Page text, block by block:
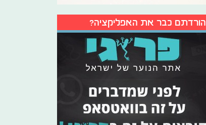
הורדתם כבר את האפליקציה?